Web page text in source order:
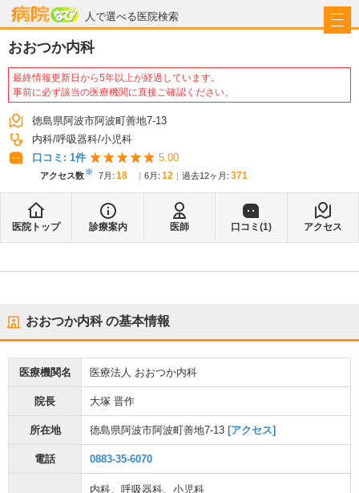
人で選べる医院検索
病院なび
おおつか内科
最終情報更新日から5年以上が経過しています。
事前に必ず該当の医療機関に直接ご確認ください。
徳島県阿波市阿波町善地7-13
内科 呼吸器科 小児科
口コミ: 1件 5.00
アクセス数※ 7月 : 18 6月 : 12 過去12ヶ月: 371
医院トップ 診療案内 医師 口コミ(1) アクセス
おおつか内科の基本情報
医療機関名 医療法人 おおつか内科
院長 大塚 晋作
所在地 徳島県阿波市阿波町善地7-13 [アクセス]
電話 0883-35-6070
内科、 呼吸器科、 小児科